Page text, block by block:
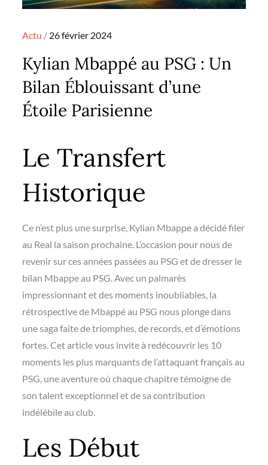
Actu Posted
26 février 2024
Kylian Mbappé au PSG : Un
Bilan Éblouissant d’une
Étoile Parisienne
Le Transfert
Historique
Ce n’est plus une surprise, Kylian Mbappe a décidé filer
au Real la saison prochaine. L’occasion pour nous de
revenir sur ces années passées au PSG et de dresser le
bilan Mbappe au PSG. Avec un palmarès
impressionnant et des moments inoubliables, la
rétrospective de Mbappé au PSG nous plonge dans
une saga faite de triomphes, de records, et d’émotions
fortes. Cet article vous invite à redécouvrir les 10
moments les plus marquants de l’attaquant français au
PSG, une aventure où chaque chapitre témoigne de
son talent exceptionnel et de sa contribution
indélébile au club.
Les Début